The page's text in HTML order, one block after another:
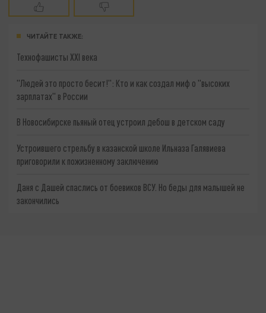
ЧИТАЙТЕ ТАКЖЕ:
Технофашисты XXI века
"Людей это просто бесит!": Кто и как создал миф о "высоких
зарплатах" в России
В Новосибирске пьяный отец устроил дебош в детском саду
Устроившего стрельбу в казанской школе Ильназа Галявиева
приговорили к пожизненному заключению
Даня с Дашей спаслись от боевиков ВСУ. Но беды для малышей не
закончились